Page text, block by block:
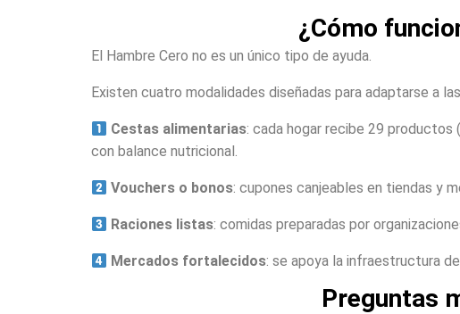
¿Cómo
El Hambre Cero no es un único tipo de ayuda.
Existen cuatro modalidades diseñadas para adaptarse a
Cestas alimentarias: cada hogar recibe 29 productos
con balance nutricional.
Vouchers o bonos: cupones canjeables en tiendas y
Raciones listas: comidas preparadas por
Mercados fortalecidos: se apoya la infraestructura
Preguntas